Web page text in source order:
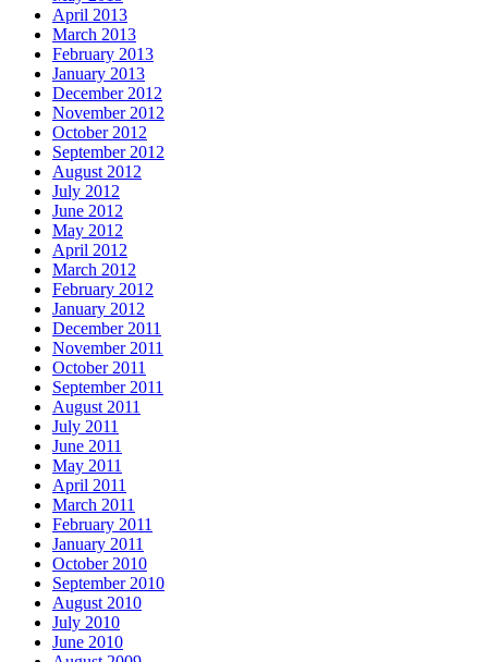
April 2013
March 2013
February 2013
January 2013
December 2012
November 2012
October 2012
September 2012
August 2012
July 2012
June 2012
May 2012
April 2012
March 2012
February 2012
January 2012
December 2011
November 2011
October 2011
September 2011
August 2011
July 2011
June 2011
May 2011
April 2011
March 2011
February 2011
January 2011
October 2010
September 2010
August 2010
July 2010
June 2010